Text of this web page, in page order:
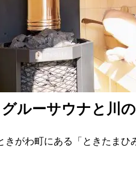
ルーサウナと川
がわ町にある「ときたまひ